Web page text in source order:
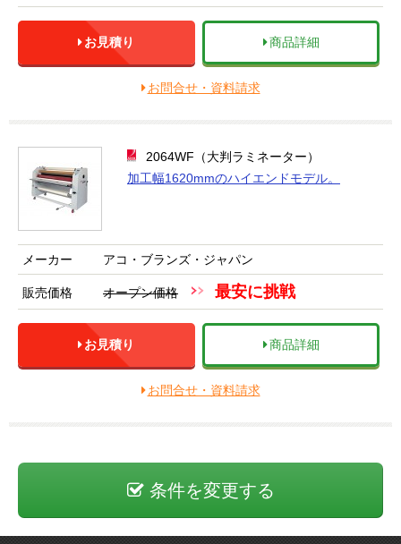
お見積り 商品詳細
お問合せ・資料請求
2064WF（大判ラミネーター）
加工幅1620mmのハイエンドモデル。
メーカー アコ・ブランズ・ジャパン
販売価格 オープン価格 最安に挑戦
お見積り 商品詳細
お問合せ・資料請求
条件を変更する